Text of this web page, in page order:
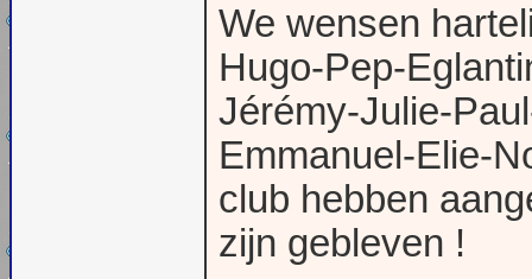
We wensen
Hugo-Pep-
Jérémy-Julie-
Emmanuel-Elie-
club hebben
zijn gebleven !